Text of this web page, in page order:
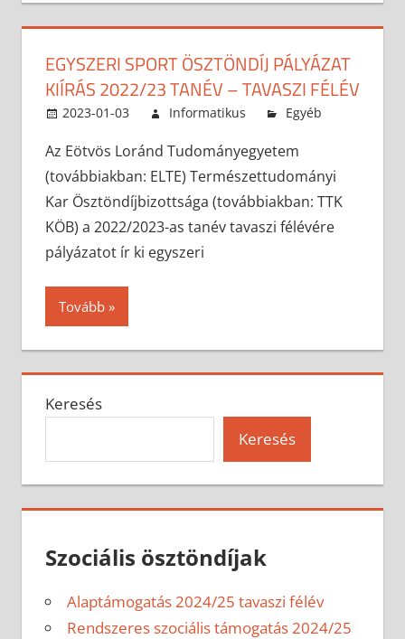
EGYSZERI SPORT ÖSZTÖNDÍJ PÁLYÁZAT
KIÍRÁS 2022/23 TANÉV – TAVASZI FÉLÉV
2023-01-03 Informatikus Egyéb
Az Eötvös Loránd Tudományegyetem
(továbbiakban: ELTE) Természettudományi
Kar Ösztöndíjbizottsága (továbbiakban: TTK
KÖB) a 2022/2023-as tanév tavaszi félévére
pályázatot ír ki egyszeri
Tovább
Keresés
Keresés
Szociális ösztöndíjak
Alaptámogatás 2024/25 tavaszi félév
Rendszeres szociális támogatás 2024/25